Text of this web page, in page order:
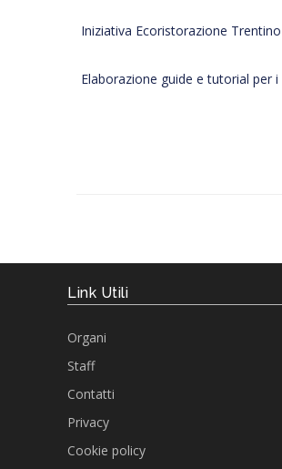
Iniziativa Ecoristorazione Trentino
Elaborazione guide e tutorial per i
Link Utili
Organi
Staff
Contatti
Privacy
Cookie policy